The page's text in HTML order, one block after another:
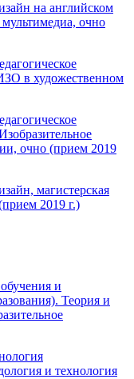
на английском
очно
в художественном
очно (прием 2019
магистерская
2019 г.)
и
Теория и
и технология